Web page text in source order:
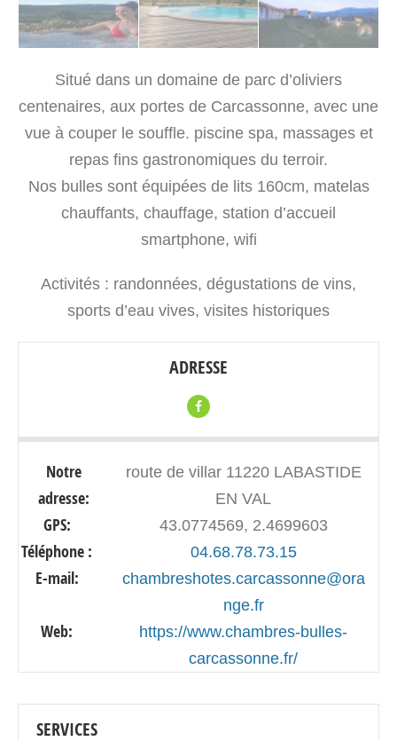
Situé dans un domaine de parc d’oliviers
centenaires, aux portes de Carcassonne, avec une
vue à couper le souffle. piscine spa, massages et
repas fins gastronomiques du terroir.
Nos bulles sont équipées de lits 160cm, matelas
chauffants, chauffage, station d’accueil
smartphone, wifi
Activités : randonnées, dégustations de vins,
sports d’eau vives, visites historiques
ADRESSE
Notre
adresse:
route de villar 11220 LABASTIDE
EN VAL
GPS: 43.0774569, 2.4699603
Téléphone : 04.68.78.73.15
E-mail:
chambreshotes.carcassonne@ora
nge.fr
Web:
https://www.chambres-bulles-
carcassonne.fr/
SERVICES